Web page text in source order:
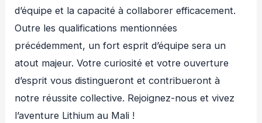
d’équipe et la capacité à collaborer efficacement.
Outre les qualifications mentionnées
précédemment, un fort esprit d’équipe sera un
atout majeur. Votre curiosité et votre ouverture
d’esprit vous distingueront et contribueront à
notre réussite collective. Rejoignez-nous et vivez
l’aventure Lithium au Mali !